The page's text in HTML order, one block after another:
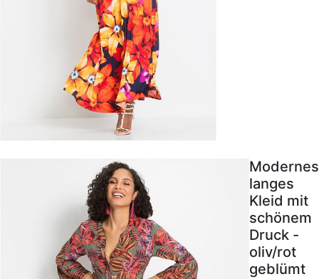
Modernes
langes
Kleid mit
schönem
Druck -
oliv/rot
geblümt